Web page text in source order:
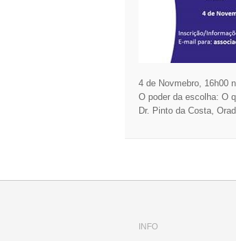
4 de Novmebro, 16h00
O poder da escolha: O
Dr. Pinto da Costa,
INFO